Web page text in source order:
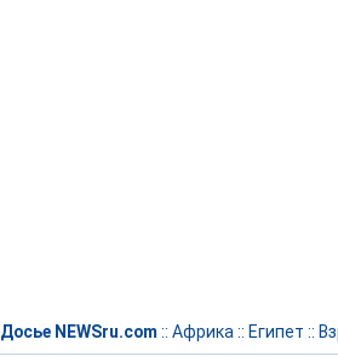
Досье NEWSru.com :: Африка :: Египет ::